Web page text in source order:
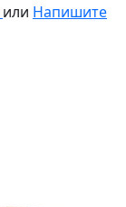
или Напишите